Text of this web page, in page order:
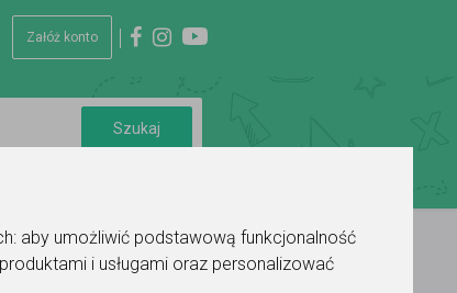
aby umożliwić podstawową funkcjonalność
i usługami oraz personalizować
Załóż konto